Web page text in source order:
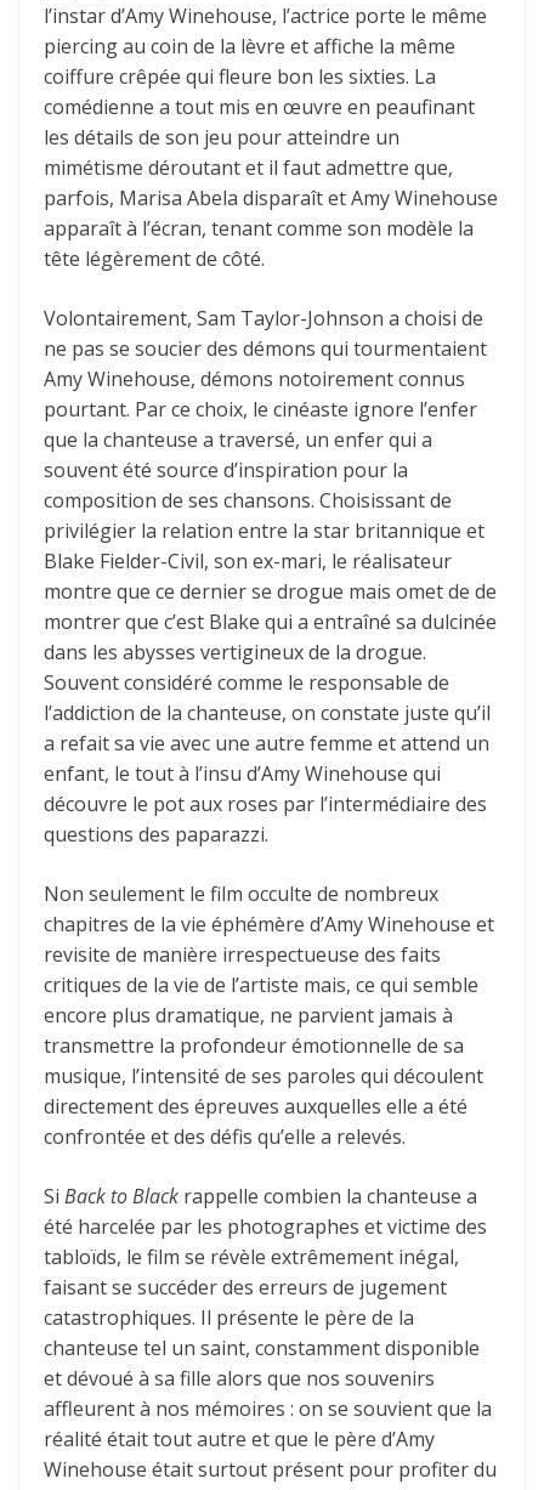
l’instar d’Amy Winehouse, l’actrice porte le même
piercing au coin de la lèvre et affiche la même
coiffure crêpée qui fleure bon les sixties. La
comédienne a tout mis en œuvre en peaufinant
les détails de son jeu pour atteindre un
mimétisme déroutant et il faut admettre que,
parfois, Marisa Abela disparaît et Amy Winehouse
apparaît à l’écran, tenant comme son modèle la
tête légèrement de côté.
Volontairement, Sam Taylor-Johnson a choisi de
ne pas se soucier des démons qui tourmentaient
Amy Winehouse, démons notoirement connus
pourtant. Par ce choix, le cinéaste ignore l’enfer
que la chanteuse a traversé, un enfer qui a
souvent été source d’inspiration pour la
composition de ses chansons. Choisissant de
privilégier la relation entre la star britannique et
Blake Fielder-Civil, son ex-mari, le réalisateur
montre que ce dernier se drogue mais omet de de
montrer que c’est Blake qui a entraîné sa dulcinée
dans les abysses vertigineux de la drogue.
Souvent considéré comme le responsable de
l’addiction de la chanteuse, on constate juste qu’il
a refait sa vie avec une autre femme et attend un
enfant, le tout à l’insu d’Amy Winehouse qui
découvre le pot aux roses par l’intermédiaire des
questions des paparazzi.
Non seulement le film occulte de nombreux
chapitres de la vie éphémère d’Amy Winehouse et
revisite de manière irrespectueuse des faits
critiques de la vie de l’artiste mais, ce qui semble
encore plus dramatique, ne parvient jamais à
transmettre la profondeur émotionnelle de sa
musique, l’intensité de ses paroles qui découlent
directement des épreuves auxquelles elle a été
confrontée et des défis qu’elle a relevés.
Si Back to Black rappelle combien la chanteuse a
été harcelée par les photographes et victime des
tabloïds, le film se révèle extrêmement inégal,
faisant se succéder des erreurs de jugement
catastrophiques. Il présente le père de la
chanteuse tel un saint, constamment disponible
et dévoué à sa fille alors que nos souvenirs
affleurent à nos mémoires : on se souvient que la
réalité était tout autre et que le père d’Amy
Winehouse était surtout présent pour profiter du